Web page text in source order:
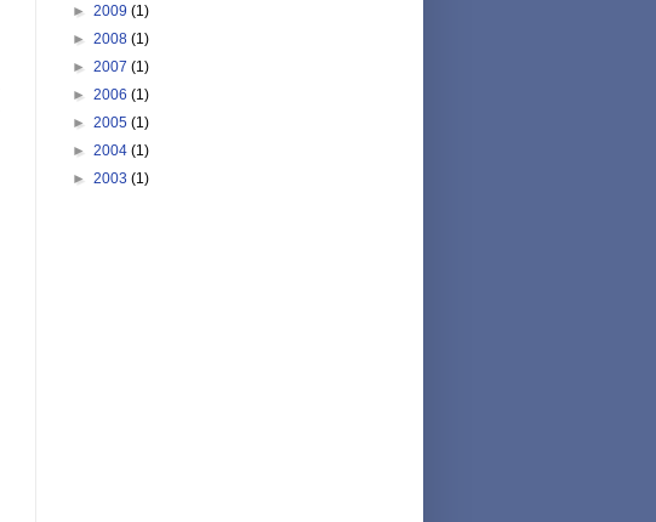
► 2009 (1)
► 2008 (1)
► 2007 (1)
► 2006 (1)
► 2005 (1)
► 2004 (1)
► 2003 (1)